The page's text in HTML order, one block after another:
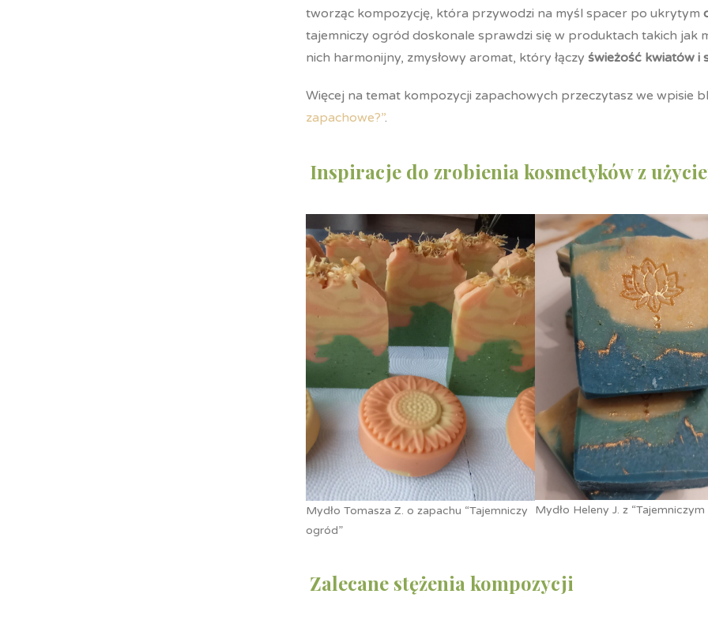
tworząc kompozycję, która przywodzi na myśl spacer po ukrytym
tajemniczy ogród doskonale sprawdzi się w produktach takich jak
nich harmonijny, zmysłowy aromat, który łączy świeżość kwiatów i
Więcej na temat kompozycji zapachowych przeczytasz we wpisie
zapachowe?”.
Inspiracje do zrobienia kosmetyków z
Mydło Tomasza Z. o zapachu “Tajemniczy
ogród”
Mydło Heleny J. z
Zalecane stężenia kompozycji